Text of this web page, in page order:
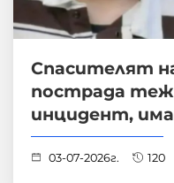
Спасителят
пострада
инцидент,
03-07-2026г. 120